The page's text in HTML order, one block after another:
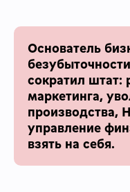
Основатель
сократил штат:
маркетинга,
производства,
управление
взять на себя.